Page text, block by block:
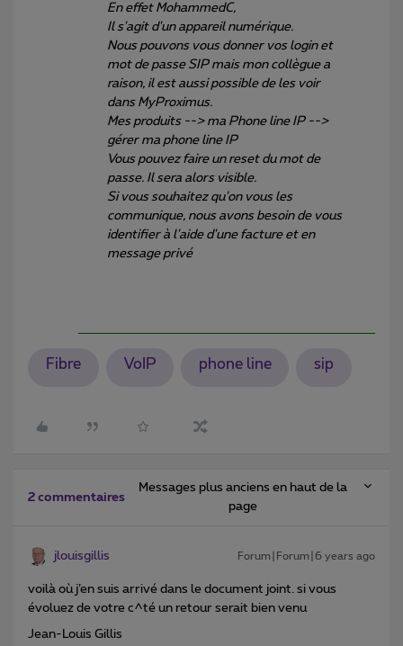
En effet MohammedC,
Il s'agit d'un appareil numérique.
Nous pouvons vous donner vos login et
mot de passe SIP mais mon collègue a
raison, il est aussi possible de les voir
dans MyProximus.
Mes produits --> ma Phone line IP -->
gérer ma phone line IP
Vous pouvez faire un reset du mot de
passe. Il sera alors visible.
Si vous souhaitez qu'on vous les
communique, nous avons besoin de vous
identifier à l'aide d'une facture et en
message privé
Fibre VoIP phone line sip
2 commentaires
Messages plus anciens en haut de la
page
jlouisgillis Forum|Forum|6 years ago
voilà où j’en suis arrivé dans le document joint. si vous
évoluez de votre c^té un retour serait bien venu
Jean-Louis Gillis